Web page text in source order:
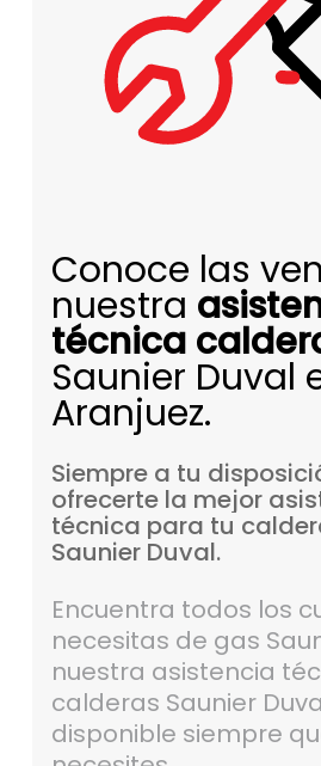
Conoce las
nuestra
técnica
Saunier Duval
Aranjuez.
Siempre a tu
ofrecerte la mejor
técnica para tu
Saunier Duval.
Encuentra todos los
necesitas de gas
nuestra asistencia
calderas Saunier
disponible siempre